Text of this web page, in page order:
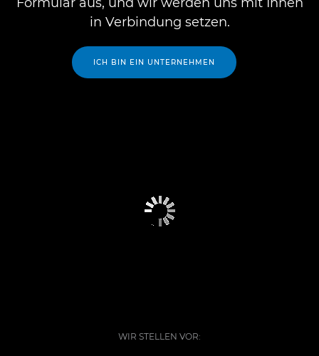
in Verbindung setzen.
ICH BIN EIN UNTERNEHMEN
WIR STELLEN VOR: